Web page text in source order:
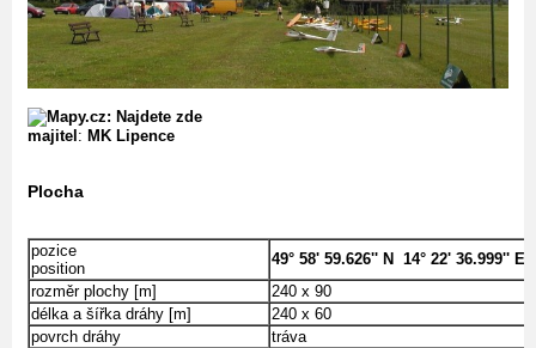
majitel : MK Lipence
Plocha
pozice
position
49° 58' 59.626'' N 14° 22' 36.999'' E
rozměr plochy [m]
240 x 90
délka a šířka dráhy [m]
240 x 60
povrch dráhy
tráva